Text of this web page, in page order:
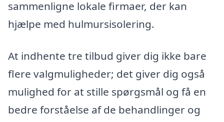
sammenligne lokale firmaer, der kan
hjælpe med hulmursisolering.
At indhente tre tilbud giver dig ikke bare
flere valgmuligheder; det giver dig også
mulighed for at stille spørgsmål og få en
bedre forståelse af de behandlinger og